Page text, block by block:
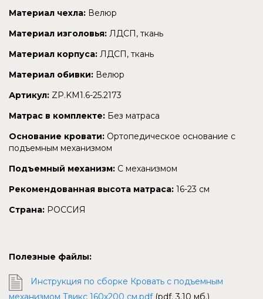
Материал чехла: Велюр
Материал изголовья: ЛДСП, ткань
Материал корпуса: ЛДСП, ткань
Материал обивки: Велюр
Артикул: ZP.KM1.6-25.2173
Матрас в комплекте: Без матраса
Основание кровати: Ортопедическое основание с
подъемным механизмом
Подъемный механизм: С механизмом
Рекомендованная высота матраса: 16-23 см
Страна: РОССИЯ
Полезные файлы:
Инструкция по сборке Кровать с подъемным
механизмом Твикс 160х200 см.pdf (pdf. 3.10 мб.)